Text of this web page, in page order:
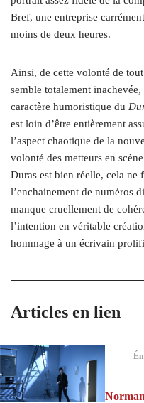
Bref, une entreprise
moins de deux heures.
Ainsi, de cette volonté de
semble totalement
caractère humoristique du
est loin d’être entièrement
l’aspect chaotique de la
volonté des metteurs en
Duras est bien réelle, cela ne
l’enchainement de numéros
manque cruellement de
l’intention en véritable
hommage à un écrivain
Articles en lien